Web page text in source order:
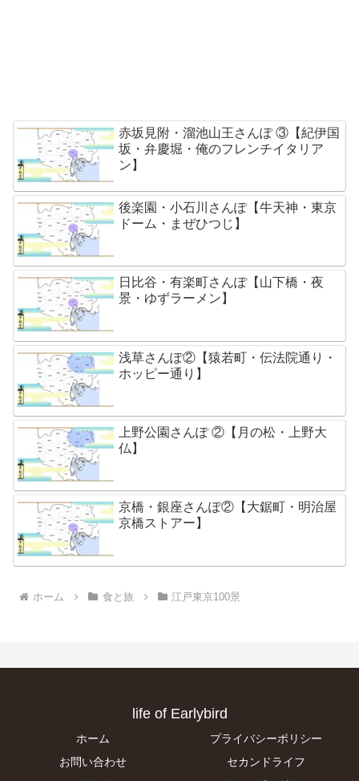
赤坂見附・溜池山王さんぽ ③【紀伊国
坂・弁慶堀・俺のフレンチイタリア
ン】
後楽園・小石川さんぽ【牛天神・東京
ドーム・まぜひつじ】
日比谷・有楽町さんぽ【山下橋・夜
景・ゆずラーメン】
浅草さんぽ②【猿若町・伝法院通り・
ホッピー通り】
上野公園さんぽ ②【月の松・上野大
仏】
京橋・銀座さんぽ②【大鋸町・明治屋
京橋ストアー】
ホーム 食と旅 江戸東京100景
life of Earlybird
ホーム
プライバシーポリシー
お問い合わせ
セカンドライフ